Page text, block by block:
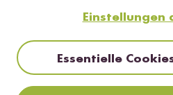
Sommerliche Wraps mit
Füllung
Einstellungen
Essentielle